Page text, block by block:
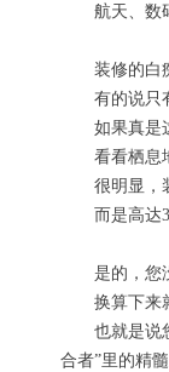
航天、数
装修的白
有的说只
如果真是
看看栖息
很明显，
而是高达
是的，您
换算下来
也就是说
合者”里的精